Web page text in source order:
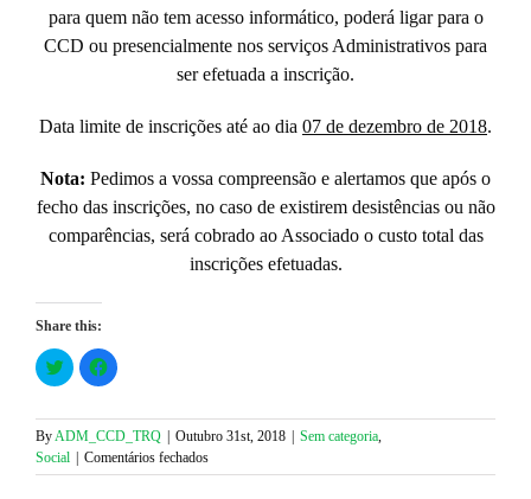
para quem não tem acesso informático, poderá ligar para o
CCD ou presencialmente nos serviços Administrativos para
ser efetuada a inscrição.
Data limite de inscrições até ao dia 07 de dezembro de 2018.
Nota: Pedimos a vossa compreensão e alertamos que após o
fecho das inscrições, no caso de existirem desistências ou não
comparências, será cobrado ao Associado o custo total das
inscrições efetuadas.
Share this:
Click
to
share
Twitter
(Opens
in
new
window)
Click
to
Facebook
(Opens
new
window)
ByADM_CCD_TRQ Outubro 31st, 2018 Sem categoria,
Social
Comentários fechadosem
Jantar